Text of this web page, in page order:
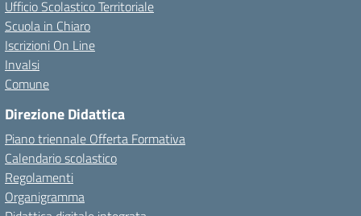
Ufficio Scolastico Territoriale
Scuola in Chiaro
Iscrizioni On Line
Invalsi
Comune
Direzione Didattica
Piano triennale Offerta Formativa
Calendario scolastico
Regolamenti
Organigramma